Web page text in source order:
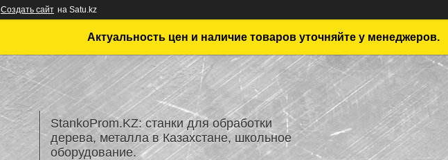
Создать сайт на Satu.kz
Актуальность цен и наличие товаров уточняйте у менеджеров.
StankoProm.KZ: станки для обработки
дерева, металла в Казахстане, школьное
оборудование.